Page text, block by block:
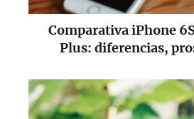
Comparativa iPhone
Plus: diferencias,